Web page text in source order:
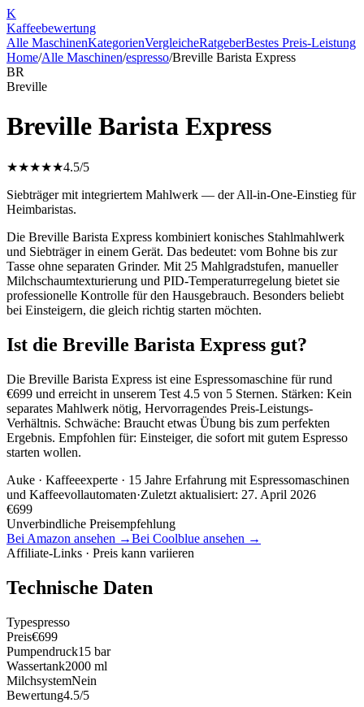
K
Kaffeebewertung
Alle MaschinenKategorienVergleicheRatgeberBestes Preis-Leistung
Home/Alle Maschinen/espresso/Breville Barista Express
BR
Breville
Breville Barista Express
★★★★★4.5/5
Siebträger mit integriertem Mahlwerk — der All-in-One-Einstieg für
Heimbaristas.
Die Breville Barista Express kombiniert konisches Stahlmahlwerk
und Siebträger in einem Gerät. Das bedeutet: vom Bohne bis zur
Tasse ohne separaten Grinder. Mit 25 Mahlgradstufen, manueller
Milchschaumtexturierung und PID-Temperaturregelung bietet sie
professionelle Kontrolle für den Hausgebrauch. Besonders beliebt
bei Einsteigern, die gleich richtig starten möchten.
Ist die Breville Barista Express gut?
Die Breville Barista Express ist eine Espressomaschine für rund
€699 und erreicht in unserem Test 4.5 von 5 Sternen. Stärken: Kein
separates Mahlwerk nötig, Hervorragendes Preis-Leistungs-
Verhältnis. Schwäche: Braucht etwas Übung bis zum perfekten
Ergebnis. Empfohlen für: Einsteiger, die sofort mit gutem Espresso
starten wollen.
Auke · Kaffeeexperte · 15 Jahre Erfahrung mit Espressomaschinen
und Kaffeevollautomaten·Zuletzt aktualisiert: 27. April 2026
€699
Unverbindliche Preisempfehlung
Bei Amazon ansehen →Bei Coolblue ansehen →
Affiliate-Links · Preis kann variieren
Technische Daten
Typespresso
Preis€699
Pumpendruck15 bar
Wassertank2000 ml
MilchsystemNein
Bewertung4.5/5